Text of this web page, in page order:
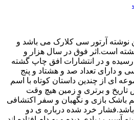
آرتور سی کلارک می باشد و
است.اثر فوق در سال هزار و
و در انتشارات افق چاپ گشته
و دارای تعداد صد و هشتاد و پنج
ای از چندین داستان کوتاه با اسم
و برتری و زمین هیچ وقت
باشک بازی و نگهبان و سفر اکتشافی
باشد.فشار خرد شده درباره ی دو